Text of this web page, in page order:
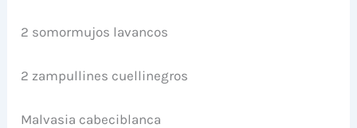
2 somormujos lavancos
2 zampullines cuellinegros
Malvasia cabeciblanca